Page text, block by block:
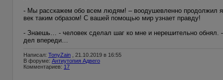
- Мы расскажем обо всем людям! – воодушевленно продолжил
век таким образом! С вашей помощью мир узнает правду!
- Знаешь… - человек сделал шаг ко мне и нерешительно обнял.
дел впереди…
Написал: TonyZain , 21.10.2019 в 16:55
В форуме: Антиутопия Адвего
Комментариев: 17